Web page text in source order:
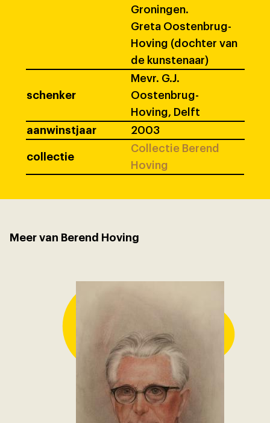
Groningen.
Greta Oostenbrug-
Hoving (dochter van
de kunstenaar)
schenker
Mevr. G.J.
Oostenbrug-
Hoving, Delft
aanwinstjaar
2003
collectie
Collectie Berend
Hoving
Meer van Berend Hoving